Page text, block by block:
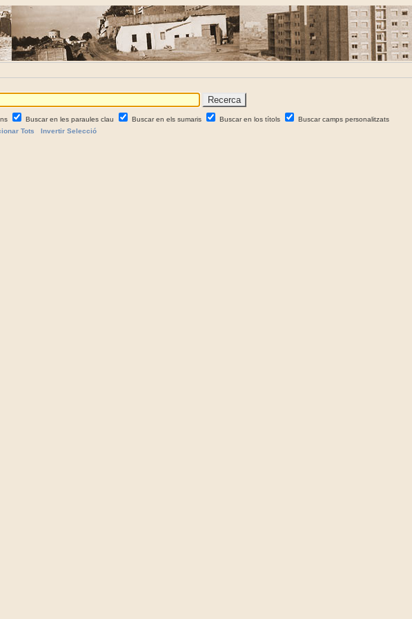
Buscar en les paraules clau Buscar en els sumaris Buscar en los títols
Buscar camps personalitzats
Tots Invertir Selecció